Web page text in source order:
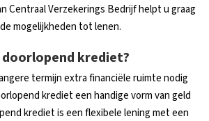
Centraal Verzekerings Bedrijf helpt u graag
mogelijkheden tot lenen.
krediet?
termijn extra financiële ruimte nodig
krediet een handige vorm van geld
krediet is een flexibele lening met een